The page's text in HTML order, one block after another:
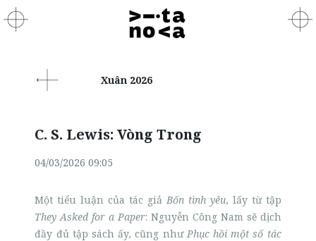
Xuân 2026
C. S. Lewis: Vòng Trong
04/03/2026 09:05
Một tiểu luận của tác giả Bốn tình yêu, lấy từ tập
They Asked for a Paper: Nguyễn Công Nam sẽ dịch
đầy đủ tập sách ấy, cũng như Phục hồi một số tác